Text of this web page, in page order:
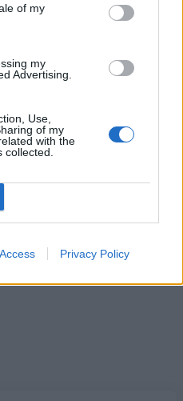
of my
my
Advertising.
Use,
of my
with the
Privacy Policy
κάνει λόγο για
"φανταστικές" συμφωνίες